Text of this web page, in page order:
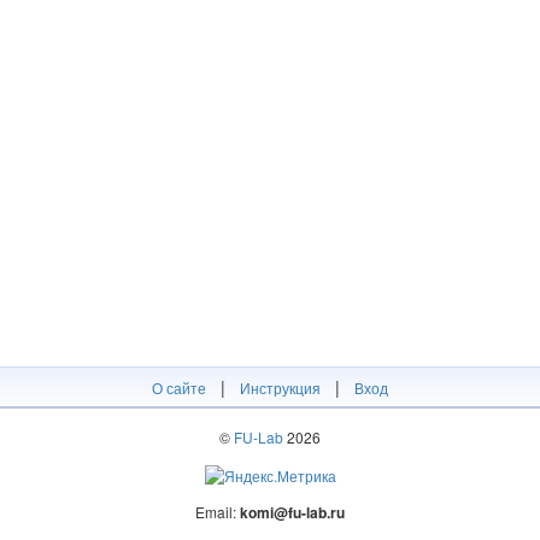
О сайте | Инструкция | Вход
© FU-Lab2026
Email:komi@fu-lab.ru